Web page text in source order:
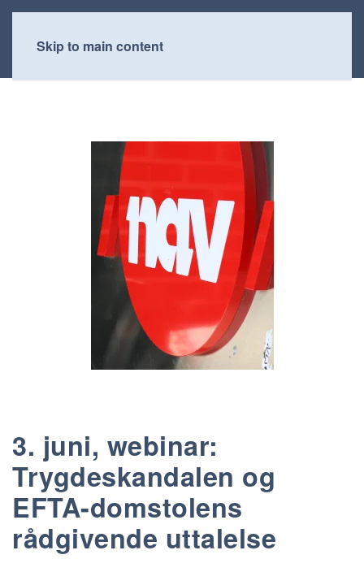
Skip to main content
3. juni, webinar:
Trygdeskandalen og
EFTA-domstolens
rådgivende uttalelse